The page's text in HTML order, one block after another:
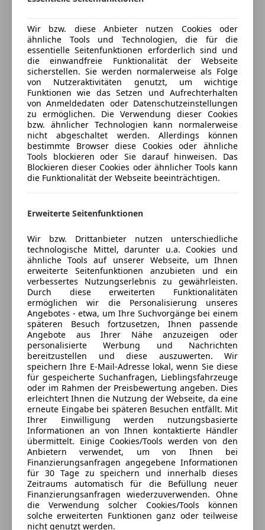
Start/Stop-Automatik
teilb. Rücksitzbank
Tempomat
Unterhaltung/Media
Apple CarPlay
Bluetooth
Bordcomputer
CD
DAB-Radio
Freisprecheinrichtung
MP3
Soundsystem
W-Lan / Wifi Hotspot
Sicherheit
ABS
Abstandstempomat
Abstandswarner
Airbag hinten
Alarmanlage
Beifahrerairbag
ESP
Fahrerairbag
Fernlichtassistent
Geschwindigkeits-begrenzungsanlage
Isofix
Kopfairbag
LED-Scheinwerfer
LED-Tagfahrlicht
Müdigkeitswarnsystem
Nachtsicht-Assistent
Notbremsassistent
Notrufsystem
Nähten in misanorot
Türverkleidungen in Alcantara Cognac
Dritte Sitzreihe elektrisch bedienbar in Volleder
Cognac
Dachhimmel in Alcantara anthrazit
Doppelverglasung
Winterreifen NEU
Die Ausstattungshighlights:
22 Zoll Felgen AUDI Sport in Titanoptik
AUDI Sport Ceramic Composite Bremse(in
Bang und Olufsen High End Soundsystem
verbaut wurde) mit 23 Lautsprechern, Subwoofer
und 1.900 Watt Systemleistung
Rear Seat Entertainment AUDI exclusive mit 2
individuellen Tabletts
alleine diese vier Ausstattungs-Extras hatten einen
Neupreis von über € 35.000.-
Nachtsichassistent
Anhängerkupplung elektrisch schwenkbar
Allradlenkung
Keyless go and Drive
Soft Close Automatik für alle Türen
Doppelverglasung in den Türen
S - Sportsitze PLUS in Vollleder gesteppt
AUDI advanced Fahrwerkspaket
AUDi assist advanced mit sämtlichen Assistenten
WLAN HotspotHandy
Integration mit Blootooth und induktiven Laden…..
und vieles mehr
Mehr anzeigen
Versicherung
Kfz-Versicherung
Versicherungsschutz an Ihre Bedürfnisse
anpassen
Freischaden-Gutschein ab Stufe 0
Verkäufer Privat
8225 Pöllau, AT
Kontakt
Anbieter kontaktieren
Deine Nachricht
Wir bzw. diese Anbieter nutzen Cookies oder
ähnliche Tools und Technologien, die für die
essentielle Seitenfunktionen erforderlich sind und
die einwandfreie Funktionalität der Webseite
sicherstellen. Sie werden normalerweise als Folge
von Nutzeraktivitäten genutzt, um wichtige
Funktionen wie das Setzen und Aufrechterhalten
von Anmeldedaten oder Datenschutzeinstellungen
zu ermöglichen. Die Verwendung dieser Cookies
bzw. ähnlicher Technologien kann normalerweise
nicht abgeschaltet werden. Allerdings können
bestimmte Browser diese Cookies oder ähnliche
Tools blockieren oder Sie darauf hinweisen. Das
Blockieren dieser Cookies oder ähnlicher Tools kann
die Funktionalität der Webseite beeinträchtigen.
Erweiterte Seitenfunktionen
Wir bzw. Drittanbieter nutzen unterschiedliche
technologische Mittel, darunter u.a. Cookies und
ähnliche Tools auf unserer Webseite, um Ihnen
erweiterte Seitenfunktionen anzubieten und ein
verbessertes Nutzungserlebnis zu gewährleisten.
Durch diese erweiterten Funktionalitäten
ermöglichen wir die Personalisierung unseres
Angebotes - etwa, um Ihre Suchvorgänge bei einem
späteren Besuch fortzusetzen, Ihnen passende
Angebote aus Ihrer Nähe anzuzeigen oder
personalisierte Werbung und Nachrichten
bereitzustellen und diese auszuwerten. Wir
speichern Ihre E-Mail-Adresse lokal, wenn Sie diese
für gespeicherte Suchanfragen, Lieblingsfahrzeuge
oder im Rahmen der Preisbewertung angeben. Dies
erleichtert Ihnen die Nutzung der Webseite, da eine
erneute Eingabe bei späteren Besuchen entfällt. Mit
Ihrer Einwilligung werden nutzungsbasierte
Informationen an von Ihnen kontaktierte Händler
übermittelt. Einige Cookies/Tools werden von den
Anbietern verwendet, um von Ihnen bei
Finanzierungsanfragen angegebene Informationen
für 30 Tage zu speichern und innerhalb dieses
Zeitraums automatisch für die Befüllung neuer
Finanzierungsanfragen wiederzuverwenden. Ohne
die Verwendung solcher Cookies/Tools können
solche erweiterten Funktionen ganz oder teilweise
nicht genutzt werden.